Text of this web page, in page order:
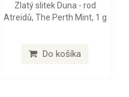
Zlatý slitek Duna - rod
Atreidů, The Perth Mint, 1 g
Do košíka